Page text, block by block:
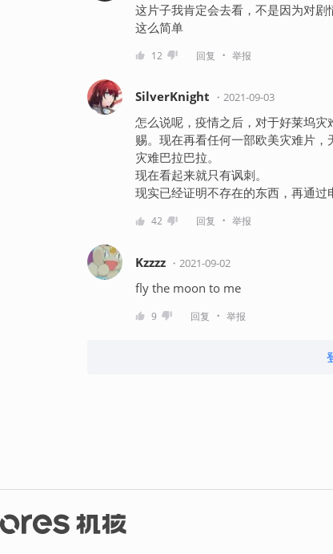
这片子我肯定会去看，不是因为对
这么简单
12 回复 ・ 举报
SilverKnight ・ 2021-09-03
怎么说呢，疫情之后，对于好莱坞
赐。现在再看任何一部欧美灾难片
灾难巴拉巴拉。
现在看起来就只有讽刺。
现实已经证明不存在的东西，再通
42 回复 ・ 举报
Kzzzz ・ 2021-09-02
fly the moon to me
9 回复 ・ 举报